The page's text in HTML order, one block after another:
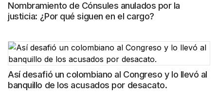
Nombramiento de Cónsules anulados por la
justicia: ¿Por qué siguen en el cargo?
Así desafió un colombiano al Congreso y lo llevó al
banquillo de los acusados por desacato.